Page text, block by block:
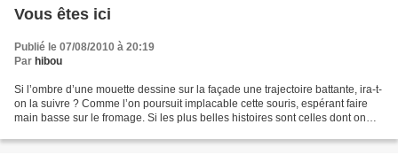
Vous êtes ici
Publié le 07/08/2010 à 20:19
Par hibou
Si l’ombre d’une mouette dessine sur la façade une trajectoire battante, ira-t-
on la suivre ? Comme l’on poursuit implacable cette souris, espérant faire
main basse sur le fromage. Si les plus belles histoires sont celles dont on